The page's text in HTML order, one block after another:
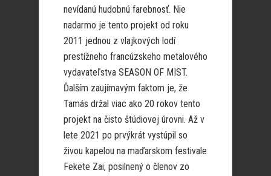
nevídanú hudobnú farebnosť. Nie
nadarmo je tento projekt od roku
2011 jednou z vlajkových lodí
prestížneho francúzskeho metalového
vydavateľstva SEASON OF MIST.
Ďalším zaujímavým faktom je, že
Tamás držal viac ako 20 rokov tento
projekt na čisto štúdiovej úrovni. Až v
lete 2021 po prvýkrát vystúpil so
živou kapelou na maďarskom festivale
Fekete Zai, posilnený o členov zo